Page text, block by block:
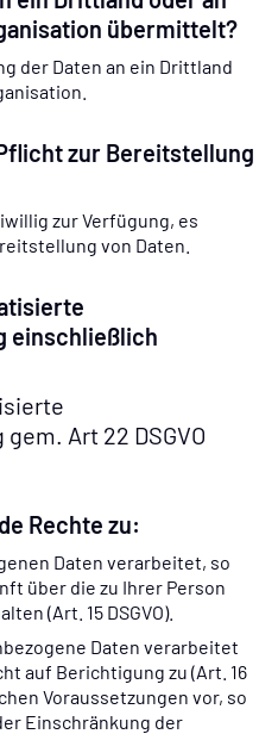
übermittelt?
der Daten an ein Drittland
zur Bereitstellung
zur Verfügung, es
von Daten.
einschließlich
Art 22 DSGVO
Rechte zu:
Daten verarbeitet, so
über die zu Ihrer Person
(Art. 15 DSGVO).
Daten verarbeitet
auf Berichtigung zu (Art. 16
Voraussetzungen vor, so
Einschränkung der